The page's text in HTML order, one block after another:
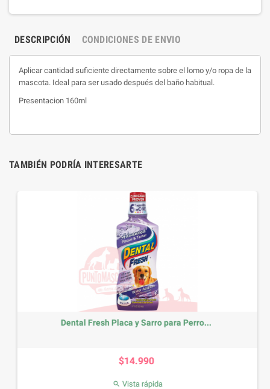
DESCRIPCIÓN CONDICIONES DE ENVIO
Aplicar cantidad suficiente directamente sobre el lomo y/o ropa de la
mascota. Ideal para ser usado después del baño habitual.
Presentacion 160ml
TAMBIÉN PODRÍA INTERESARTE
Dental Fresh Placa y Sarro para Perro...
$14.990
Vista rápida